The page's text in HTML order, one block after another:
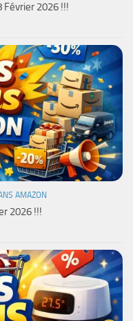
Février 2026 !!!
AMAZON
2026 !!!